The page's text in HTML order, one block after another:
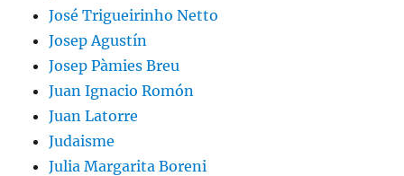
José Trigueirinho Netto
Josep Agustín
Josep Pàmies Breu
Juan Ignacio Romón
Juan Latorre
Judaisme
Julia Margarita Boreni